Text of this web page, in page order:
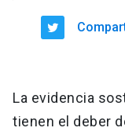
La evidencia
tienen el deber